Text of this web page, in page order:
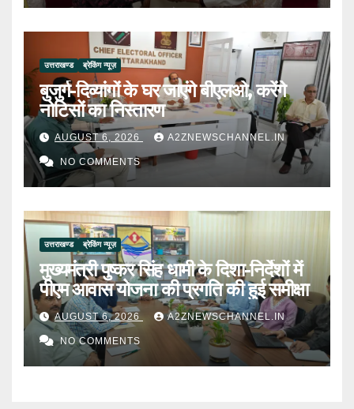
उत्तराखण्ड ब्रेकिंग न्यूज़
बुजुर्ग-दिव्यांगों के घर जाएंगे बीएलओ, करेंगे
नोटिसों का निस्तारण
AUGUST 6, 2026 A2ZNEWSCHANNEL.IN
NO COMMENTS
उत्तराखण्ड ब्रेकिंग न्यूज़
मुख्यमंत्री पुष्कर सिंह धामी के दिशा-निर्देशों में
पीएम आवास योजना की प्रगति की हुई समीक्षा
AUGUST 6, 2026 A2ZNEWSCHANNEL.IN
NO COMMENTS